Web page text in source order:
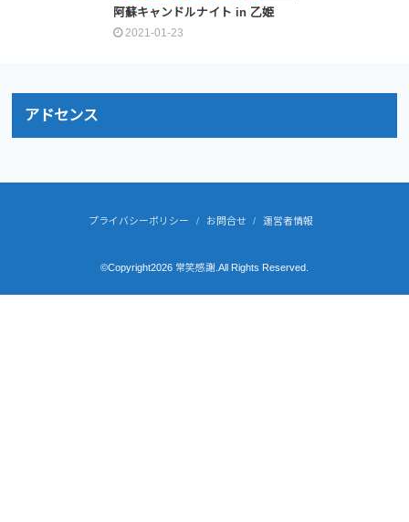
阿蘇キャンドルナイト in 乙姫
2021-01-23
アドセンス
プライバシーポリシー お問合せ 運営者情報
©Copyright2026 常笑感謝.All Rights Reserved.